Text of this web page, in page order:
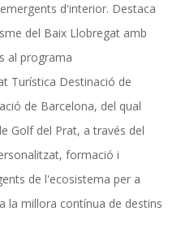
d'interior. Destaca
del Baix Llobregat amb
al programa
Turística Destinació de
de Barcelona, del qual
Golf del Prat, a través del
formació i
de l'ecosistema per a
la millora contínua de destins